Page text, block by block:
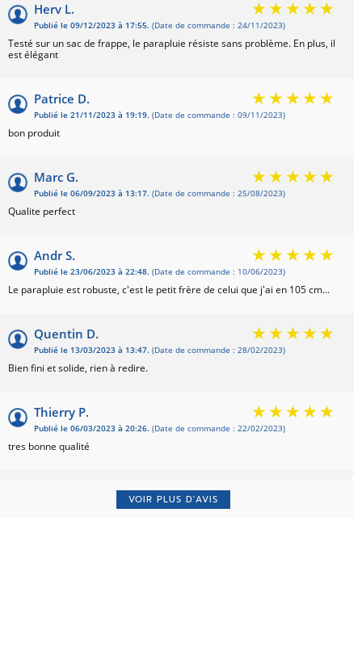
Herv L.
Publié le 09/12/2023 à 17:55. (Date de commande : 24/11/2023)
Testé sur un sac de frappe, le parapluie résiste sans problème. En plus, il
est élégant
Patrice D.
Publié le 21/11/2023 à 19:19. (Date de commande : 09/11/2023)
bon produit
Marc G.
Publié le 06/09/2023 à 13:17. (Date de commande : 25/08/2023)
Qualite perfect
Andr S.
Publié le 23/06/2023 à 22:48. (Date de commande : 10/06/2023)
Le parapluie est robuste, c'est le petit frère de celui que j'ai en 105 cm...
Quentin D.
Publié le 13/03/2023 à 13:47. (Date de commande : 28/02/2023)
Bien fini et solide, rien à redire.
Thierry P.
Publié le 06/03/2023 à 20:26. (Date de commande : 22/02/2023)
tres bonne qualité
Publié le 07/02/2023 à 21:21.(Date de commande : 25/01/2023)
VOIR PLUS D'AVIS